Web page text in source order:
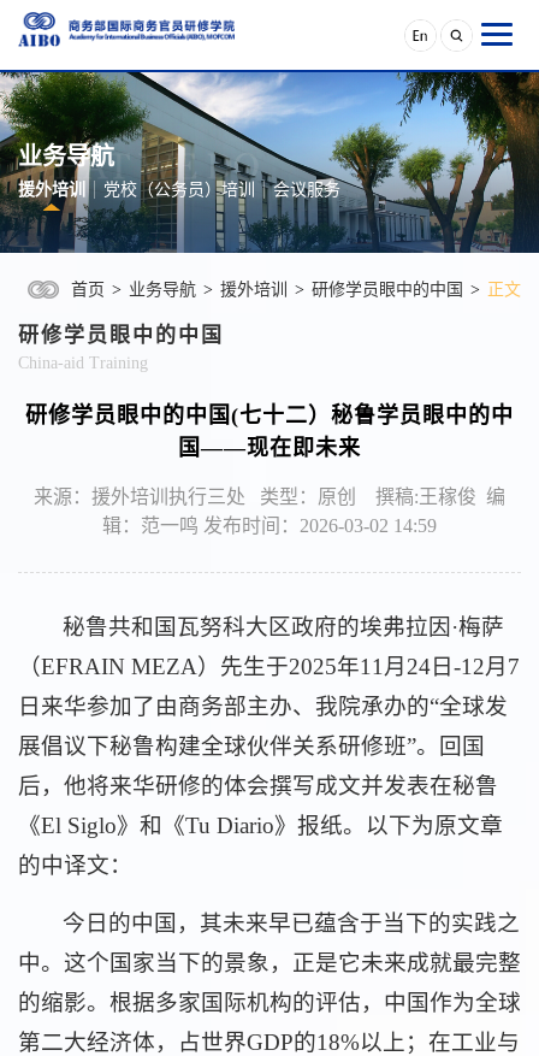
业务导航
援外培训 党校（公务员）培训 会议服务
首页 > 业务导航 > 援外培训 > 研修学员眼中的中国 > 正文
研修学员眼中的中国
China-aid Training
研修学员眼中的中国(七十二）秘鲁学员眼中的中
国——现在即未来
来源：援外培训执行三处 类型：原创 撰稿:王稼俊 编
辑：范一鸣 发布时间：2026-03-02 14:59
秘鲁共和国瓦努科大区政府的埃弗拉因·梅萨
（EFRAIN MEZA）先生于2025年11月24日-12月7
日来华参加了由商务部主办、我院承办的“全球发
展倡议下秘鲁构建全球伙伴关系研修班”。回国
后，他将来华研修的体会撰写成文并发表在秘鲁
《El Siglo》和《Tu Diario》报纸。以下为原文章
的中译文：
今日的中国，其未来早已蕴含于当下的实践之
中。这个国家当下的景象，正是它未来成就最完整
的缩影。根据多家国际机构的评估，中国作为全球
第二大经济体，占世界GDP的18%以上；在工业与